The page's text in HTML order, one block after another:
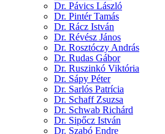
Dr. Pávics László
Dr. Pintér Tamás
Dr. Rácz István
Dr. Révész János
Dr. Rosztóczy András
Dr. Rudas Gábor
Dr. Ruszinkó Viktória
Dr. Sápy Péter
Dr. Sarlós Patrícia
Dr. Schaff Zsuzsa
Dr. Schwab Richárd
Dr. Sipőcz István
Dr. Szabó Endre